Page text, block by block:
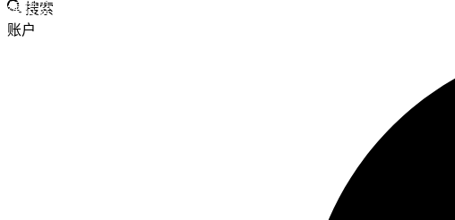
搜索
账户
绳结设计寓意相守相依、情意相连。